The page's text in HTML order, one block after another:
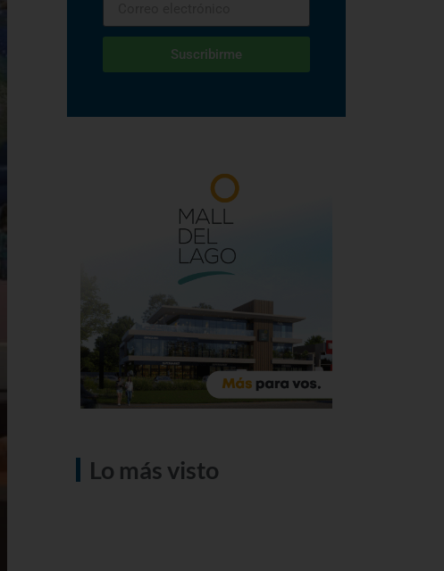
Suscribirme
Lo más visto